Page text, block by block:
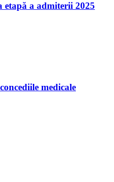
etapă a admiterii 2025
medicale